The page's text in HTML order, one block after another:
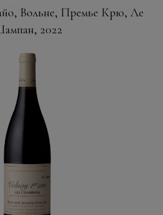
Вольне, Премье Крю, Ле
2022